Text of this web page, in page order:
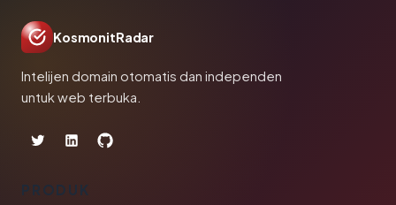
KosmonitRadar
Intelijen domain otomatis dan independen
untuk web terbuka.
PRODUK